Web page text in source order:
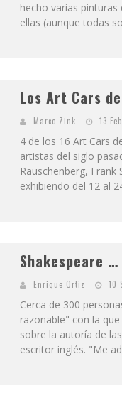
hecho varias
ellas (aunque todas
Los Art Cars de
Marco Zink 13
4 de los 16 Art Cars
artistas del siglo
Rauschenberg,
exhibiendo del 12 al
Shakespeare …
Enrique Ortiz 10
Cerca de 300
razonable" con la
sobre la autoría de
escritor inglés. "Me